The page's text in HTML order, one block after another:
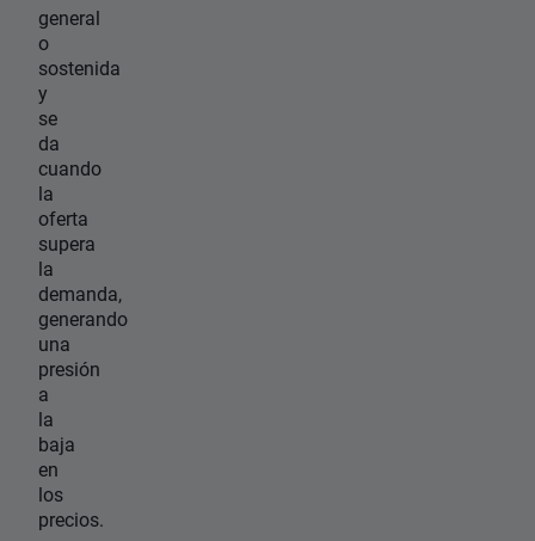
general
o
sostenida
y
se
da
cuando
la
oferta
supera
la
demanda,
generando
una
presión
a
la
baja
en
los
precios.